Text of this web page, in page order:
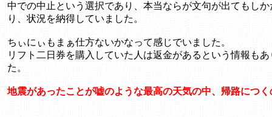
中での中止という選択であり、本当ならが文句が出てもし
り、状況を納得していました。
ちぃにぃもまぁ仕方ないかなって感じでいました。
リフト二日券を購入していた人は返金があるという情報も
た。
地震があったことが嘘のような最高の天気の中、帰路につ